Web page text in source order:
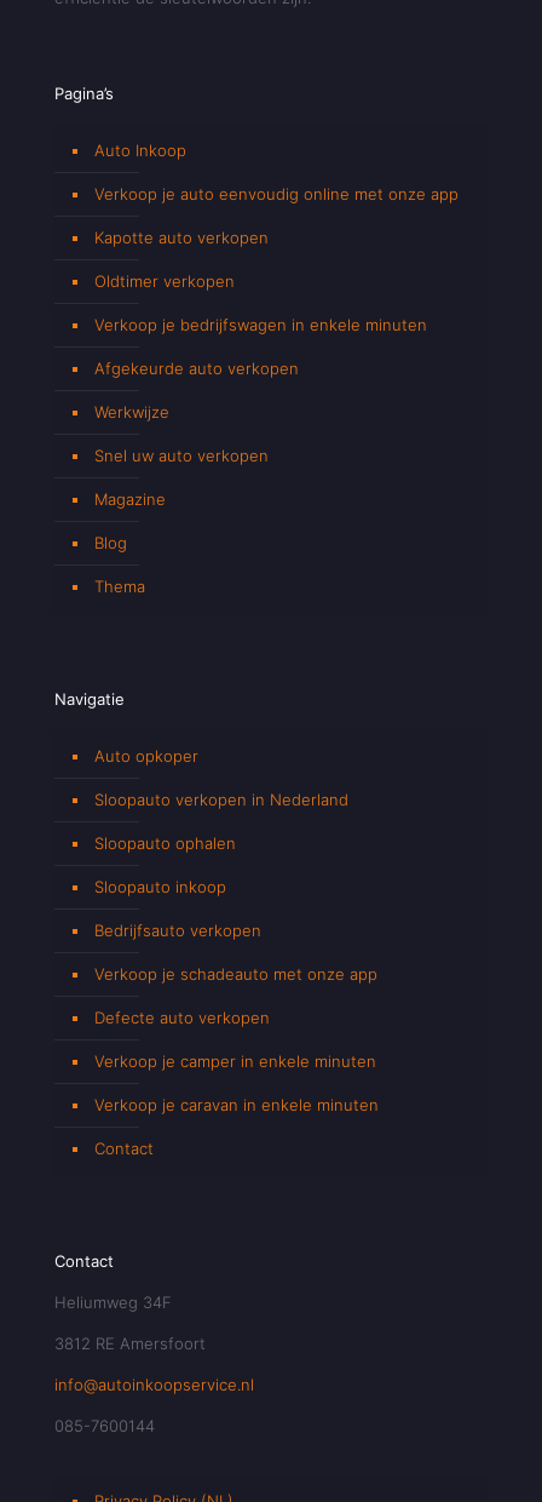
Pagina’s
Auto Inkoop
Verkoop je auto eenvoudig online met onze app
Kapotte auto verkopen
Oldtimer verkopen
Verkoop je bedrijfswagen in enkele minuten
Afgekeurde auto verkopen
Werkwijze
Snel uw auto verkopen
Magazine
Blog
Thema
Navigatie
Auto opkoper
Sloopauto verkopen in Nederland
Sloopauto ophalen
Sloopauto inkoop
Bedrijfsauto verkopen
Verkoop je schadeauto met onze app
Defecte auto verkopen
Verkoop je camper in enkele minuten
Verkoop je caravan in enkele minuten
Contact
Contact
Heliumweg 34F
3812 RE Amersfoort
info@autoinkoopservice.nl
085-7600144